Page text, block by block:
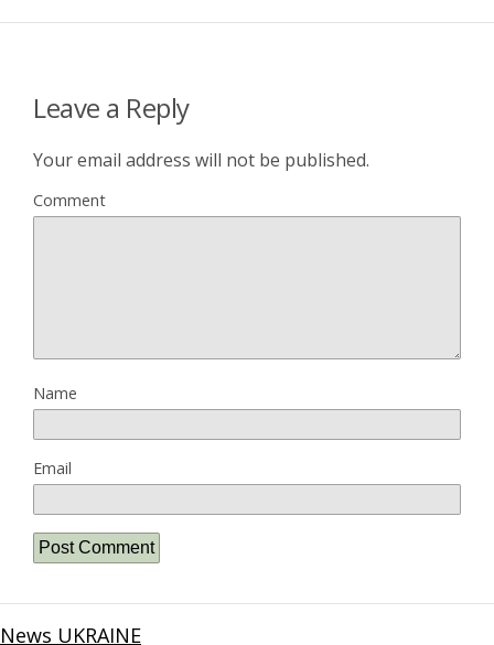
Leave a Reply
Your email address will not be published.
Comment
Name
Email
News UKRAINE